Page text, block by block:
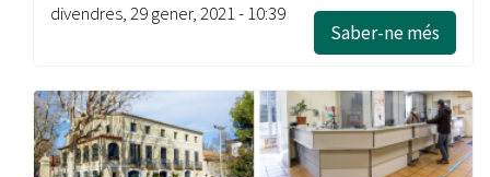
divendres, 29 gener, 2021 - 10:39
Saber-ne més